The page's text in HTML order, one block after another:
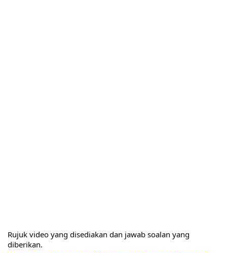
Rujuk video yang disediakan dan jawab soalan yang
diberikan.